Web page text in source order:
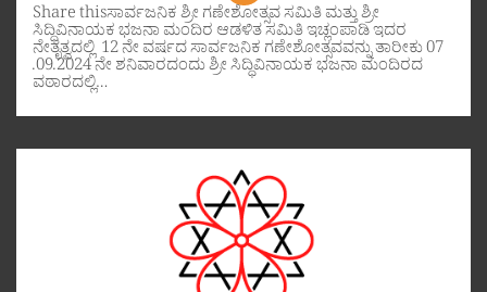
Share thisಸಾರ್ವಜನಿಕ ಶ್ರೀ ಗಣೇಶೋತ್ಸವ ಸಮಿತಿ ಮತ್ತು ಶ್ರೀ
ಸಿದ್ಧಿವಿನಾಯಕ ಭಜನಾ ಮಂದಿರ ಆಡಳಿತ ಸಮಿತಿ ಇಚ್ಲಂಪಾಡಿ ಇದರ
ನೇತೃತ್ವದಲ್ಲಿ 12 ನೇ ವರ್ಷದ ಸಾರ್ವಜನಿಕ ಗಣೇಶೋತ್ಸವವನ್ನು ತಾರೀಕು 07
.09.2024 ನೇ ಶನಿವಾರದಂದು ಶ್ರೀ ಸಿದ್ಧಿವಿನಾಯಕ ಭಜನಾ ಮಂದಿರದ
ವಠಾರದಲ್ಲಿ…